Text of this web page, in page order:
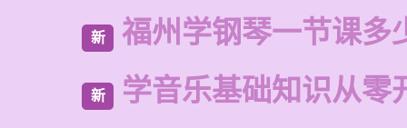
新 福州学钢琴一节课多
新 学音乐基础知识从零